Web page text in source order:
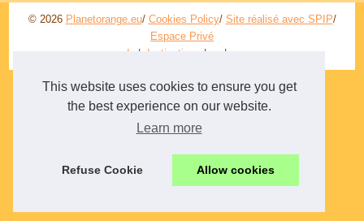
This website uses cookies to ensure you get
the best experience on our website.
Learn more
Refuse Cookie Allow cookies
© 2026 Planetorange.eu/ Cookies Policy/ Site réalisé avec SPIP/
Espace Privé
de
| destinations | |